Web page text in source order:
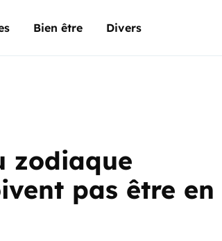
Bien être Divers
zodiaque
pas être en